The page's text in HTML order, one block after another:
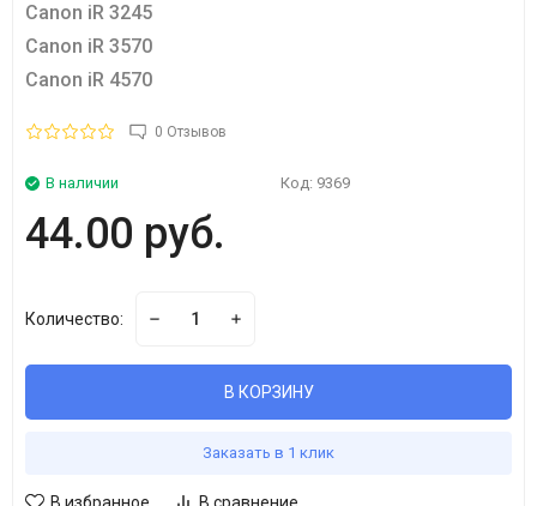
Canon iR 3245
Canon iR 3570
Canon iR 4570
0 Отзывов
В наличии Код: 9369
44.00 руб.
Количество:
В КОРЗИНУ
Заказать в 1 клик